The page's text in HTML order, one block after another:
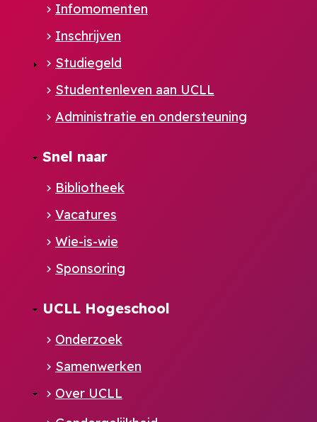
Footer
NL
Infomomenten
Inschrijven
Studiegeld
Studentenleven aan UCLL
Administratie en ondersteuning
Snel naar
Bibliotheek
Vacatures
Wie-is-wie
Sponsoring
UCLL Hogeschool
Onderzoek
Samenwerken
Over UCLL